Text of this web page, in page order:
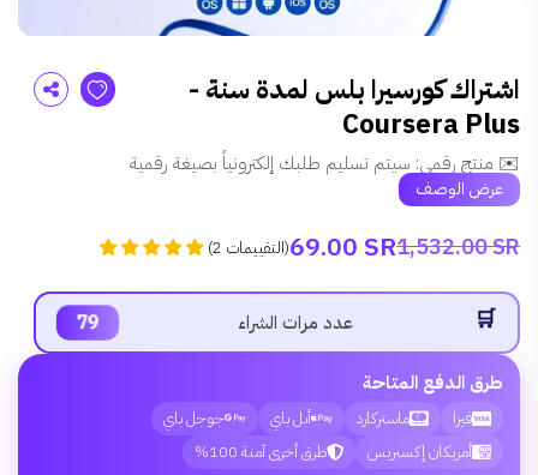
اشتراك كورسيرا بلس لمدة سنة -
Coursera Plus
✉️ منتج رقمي: سيتم تسليم طلبك إلكترونياً بصيغة رقمية
عرض الوصف
1,532.00 SR
69.00 SR
(2 التقييمات)
عدد مرات الشراء 79
طرق الدفع المتاحة
فيزا ماستركارد أبل باي
جوجل باي
أمريكان إكسبريس
طرق أخرى آمنة 100%